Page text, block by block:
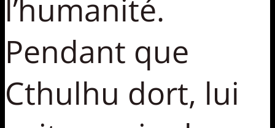
l’humanité.
Pendant que
Cthulhu dort, lui